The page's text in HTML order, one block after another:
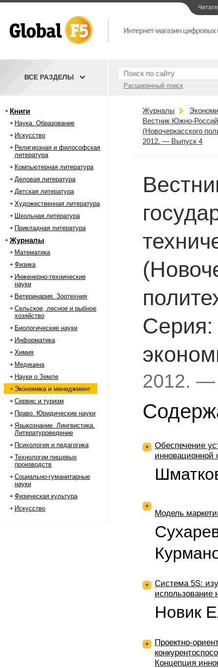
Расширенный поиск
ВСЕ РАЗДЕЛЫ
Книги
Наука. Образование
Искусство
Религиозная и философская
литература
Компьютерная литература
Деловая литература
Детская литература
Художественная литература
Школьная литература
Прикладная литература
Журналы
Математика
Физика
Инженерно-технические
науки
Ветеринария. Зоотехния
Сельское, лесное и рыбное
хозяйство
Биологические науки
Информатика
Химия
Медицина
Науки о Земле
Экономика и менеджмент
Сервис и туризм
Право. Юридические науки
Языкознание. Лингвистика.
Литературоведение
Психология и педагогика
Технологии пищевых
производств
Социально-гуманитарные
науки
Физическая культура
Искусство
Журналы
Вестник Южно-
(Новочеркасского
2012. — Выпуск 4
2012. —
+
Обеспечение
инновационной
+
Модель
+
Система 5S:
использование
Новик
+
Проектно-
Концепция